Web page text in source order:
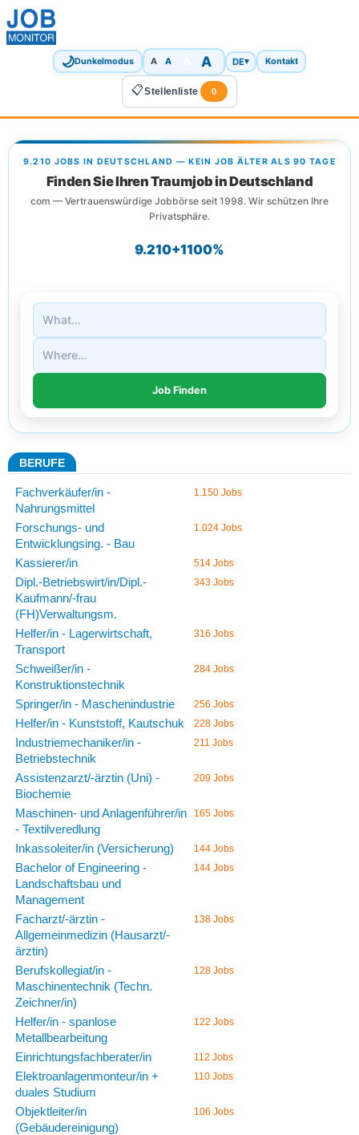
🌙Dunkelmodus A A A DE▾ Kontakt
📋Stellenliste 0
9.210 JOBS IN DEUTSCHLAND — KEIN JOB ÄLTER ALS 90 TAGE
Finden Sie Ihren Traumjob in Deutschland
com — Vertrauenswürdige Jobbörse seit 1998. Wir schützen Ihre
Privatsphäre.
9.210+1100%
BERUFE
Fachverkäufer/in -
Nahrungsmittel
1.150 Jobs
Forschungs- und
Entwicklungsing. - Bau
1.024 Jobs
Kassierer/in 514 Jobs
Dipl.-Betriebswirt/in/Dipl.-
Kaufmann/-frau
(FH)Verwaltungsm.
343 Jobs
Helfer/in - Lagerwirtschaft,
Transport
316 Jobs
Schweißer/in -
Konstruktionstechnik
284 Jobs
Springer/in - Maschenindustrie 256 Jobs
Helfer/in - Kunststoff, Kautschuk 228 Jobs
Industriemechaniker/in -
Betriebstechnik
211 Jobs
Assistenzarzt/-ärztin (Uni) -
Biochemie
209 Jobs
Maschinen- und Anlagenführer/in
- Textilveredlung
165 Jobs
Inkassoleiter/in (Versicherung) 144 Jobs
Bachelor of Engineering -
Landschaftsbau und
Management
144 Jobs
Facharzt/-ärztin -
Allgemeinmedizin (Hausarzt/-
ärztin)
138 Jobs
Berufskollegiat/in -
Maschinentechnik (Techn.
Zeichner/in)
128 Jobs
Helfer/in - spanlose
Metallbearbeitung
122 Jobs
Einrichtungsfachberater/in 112 Jobs
Elektroanlagenmonteur/in +
duales Studium
110 Jobs
Objektleiter/in
(Gebäudereinigung)
106 Jobs